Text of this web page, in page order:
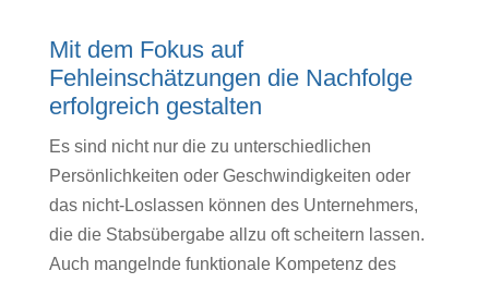
Mit dem Fokus auf
Fehleinschätzungen die Nachfolge
erfolgreich gestalten
Es sind nicht nur die zu unterschiedlichen
Persönlichkeiten oder Geschwindigkeiten oder
das nicht-Loslassen können des Unternehmers,
die die Stabsübergabe allzu oft scheitern lassen.
Auch mangelnde funktionale Kompetenz des